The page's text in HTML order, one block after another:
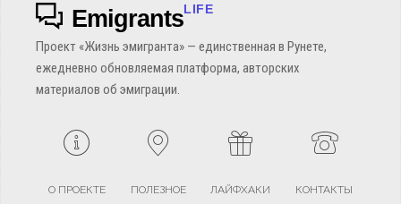
EmigrantsLIFE
Проект «Жизнь эмигранта» — единственная в Рунете,
ежедневно обновляемая платформа, авторских
материалов об эмиграции.
О ПРОЕКТЕ ПОЛЕЗНОЕ ЛАЙФХАКИ КОНТАКТЫ